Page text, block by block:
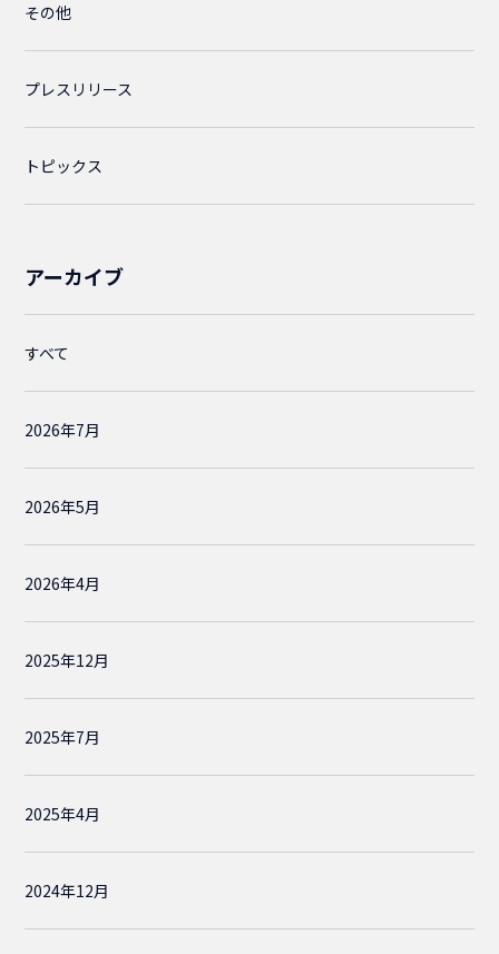
その他
プレスリリース
トピックス
アーカイブ
すべて
2026年7月
2026年5月
2026年4月
2025年12月
2025年7月
2025年4月
2024年12月